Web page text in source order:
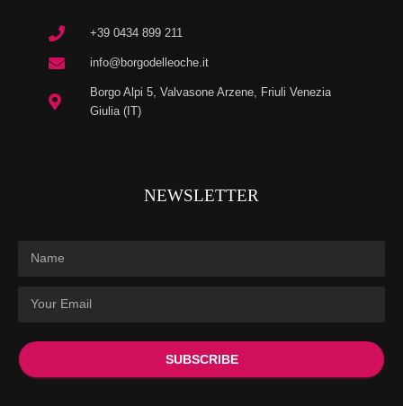
+39 0434 899 211
info@borgodelleoche.it
Borgo Alpi 5, Valvasone Arzene, Friuli Venezia
Giulia (IT)
NEWSLETTER
SUBSCRIBE